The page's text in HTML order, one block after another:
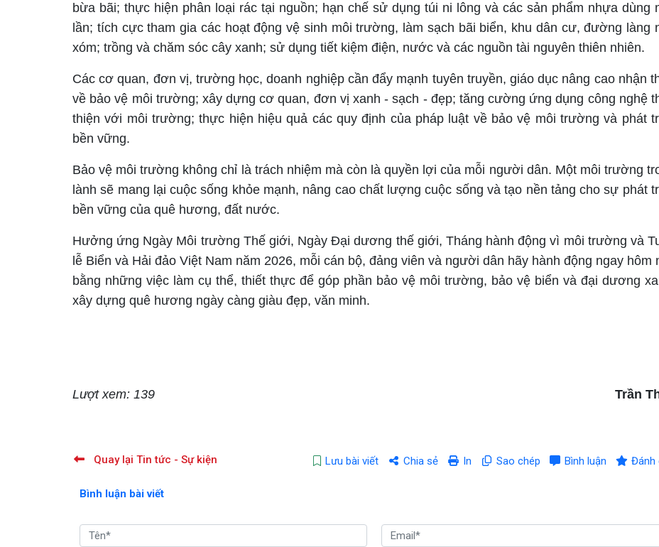
bừa bãi; thực hiện phân loại rác tại nguồn; hạn chế sử dụng túi ni lông và các sản phẩm nhựa dùng
lần; tích cực tham gia các hoạt động vệ sinh môi trường, làm sạch bãi biển, khu dân cư, đường làng
xóm; trồng và chăm sóc cây xanh; sử dụng tiết kiệm điện, nước và các nguồn tài nguyên thiên nhiên.
Các cơ quan, đơn vị, trường học, doanh nghiệp cần đẩy mạnh tuyên truyền, giáo dục nâng cao nhận
về bảo vệ môi trường; xây dựng cơ quan, đơn vị xanh - sạch - đẹp; tăng cường ứng dụng công nghệ
thiện với môi trường; thực hiện hiệu quả các quy định của pháp luật về bảo vệ môi trường và phát
bền vững.
Bảo vệ môi trường không chỉ là trách nhiệm mà còn là quyền lợi của mỗi người dân. Một môi trường
lành sẽ mang lại cuộc sống khỏe mạnh, nâng cao chất lượng cuộc sống và tạo nền tảng cho sự phát
bền vững của quê hương, đất nước.
Hưởng ứng Ngày Môi trường Thế giới, Ngày Đại dương thế giới, Tháng hành động vì môi trường và
lễ Biển và Hải đảo Việt Nam năm 2026, mỗi cán bộ, đảng viên và người dân hãy hành động ngay hôm
bằng những việc làm cụ thể, thiết thực để góp phần bảo vệ môi trường, bảo vệ biển và đại dương
xây dựng quê hương ngày càng giàu đẹp, văn minh.
Lượt xem: 139 Trần
Quay lại Tin tức - Sự kiện Lưu bài viết Chia sẻ In Sao chép Bình luận Đánh
Bình luận bài viết